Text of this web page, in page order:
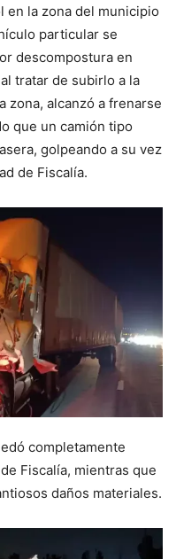
en la zona del municipio
particular se
descompostura en
tratar de subirlo a la
zona, alcanzó a frenarse
que un camión tipo
golpeando a su vez
de Fiscalía.
completamente
Fiscalía, mientras que
daños materiales.